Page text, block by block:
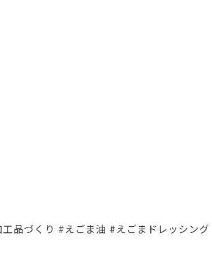
品づくり #えごま油 #えごまドレッシン